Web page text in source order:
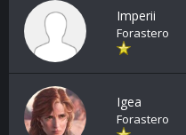
Imperii
Forastero
Igea
Forastero